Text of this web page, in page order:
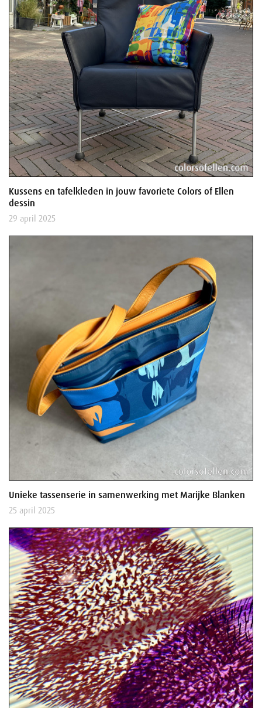
Kussens en tafelkleden in jouw favoriete Colors of Ellen
dessin
29 april 2025
Unieke tassenserie in samenwerking met Marijke Blanken
25 april 2025